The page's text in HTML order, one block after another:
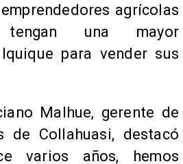
agrícolas
una mayor
para vender sus
Malhue, gerente de
de Collahuasi, destacó
varios años, hemos